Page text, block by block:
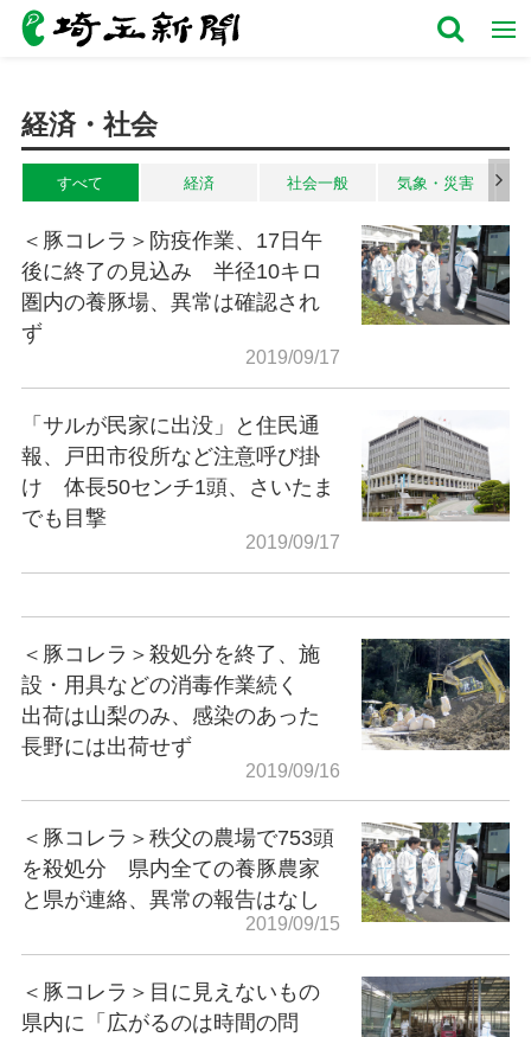
経済・社会
すべて 経済 社会一般 気象・災害
＜豚コレラ＞防疫作業、17日午
後に終了の見込み 半径10キロ
圏内の養豚場、異常は確認され
ず
2019/09/17
「サルが民家に出没」と住民通
報、戸田市役所など注意呼び掛
け 体長50センチ1頭、さいたま
でも目撃
2019/09/17
＜豚コレラ＞殺処分を終了、施
設・用具などの消毒作業続く
出荷は山梨のみ、感染のあった
長野には出荷せず
2019/09/16
＜豚コレラ＞秩父の農場で753頭
を殺処分 県内全ての養豚農家
と県が連絡、異常の報告はなし
2019/09/15
＜豚コレラ＞目に見えないもの
県内に「広がるのは時間の問